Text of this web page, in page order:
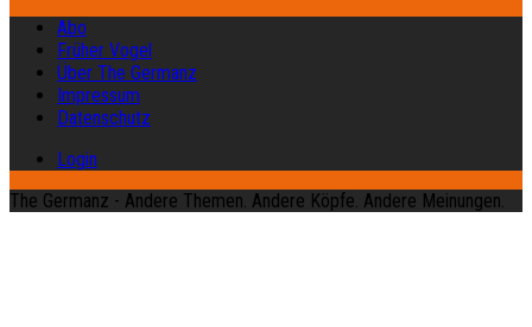
Abo
Früher Vogel
Über The Germanz
Impressum
Datenschutz
Login
The Germanz - Andere Themen. Andere Köpfe. Andere Meinungen.